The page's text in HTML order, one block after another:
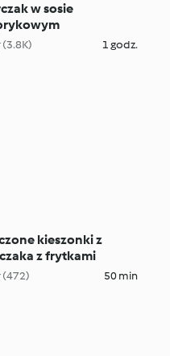
w sosie
(3.8K) 1 godz.
kieszonki z
z frytkami
(472) 50 min